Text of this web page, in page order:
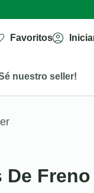
Favoritos
nuestro seller!
Freno